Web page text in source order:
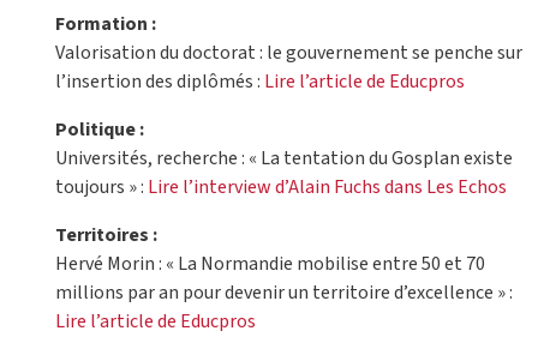
Formation :
Valorisation du doctorat : le gouvernement se penche sur
l’insertion des diplômés : Lire l’article de Educpros
Politique :
Universités, recherche : « La tentation du Gosplan existe
toujours » : Lire l’interview d’Alain Fuchs dans Les Echos
Territoires :
Hervé Morin : « La Normandie mobilise entre 50 et 70
millions par an pour devenir un territoire d’excellence » :
Lire l’article de Educpros